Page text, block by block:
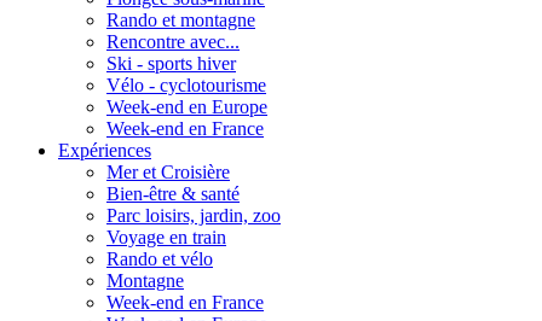
Rando et montagne
Rencontre avec...
Ski - sports hiver
Vélo - cyclotourisme
Week-end en Europe
Week-end en France
Expériences
Mer et Croisière
Bien-être & santé
Parc loisirs, jardin, zoo
Voyage en train
Rando et vélo
Montagne
Week-end en France